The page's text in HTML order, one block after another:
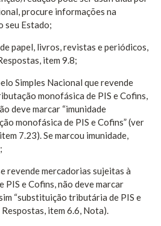
procure informações na
seu Estado;
papel, livros, revistas e periódicos,
item 9.8;
Simples Nacional que revende
monofásica de PIS e Cofins,
deve marcar “imunidade
monofásica de PIS e Cofins” (ver
7.23). Se marcou imunidade,
mercadorias sujeitas à
e Cofins, não deve marcar
“substituição tributária de PIS e
item 6.6, Nota).